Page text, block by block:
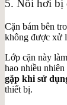
5. Nồi hơi bị
Cặn bám bên
không được xử
Lớp cặn này
hao nhiều
gặp khi sử
thiết bị.